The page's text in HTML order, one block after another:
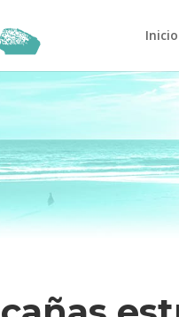
Inicio